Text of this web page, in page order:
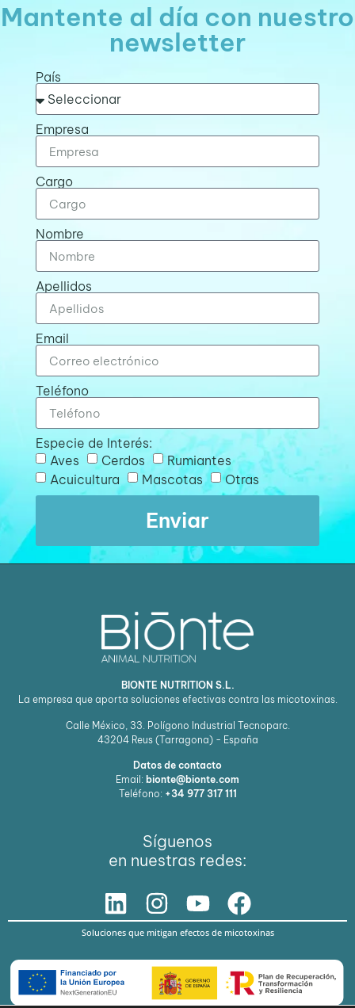
Mantente al día con nuestro
newsletter
País
Empresa
Cargo
Nombre
Apellidos
Email
Teléfono
Especie de Interés:
Aves
Cerdos
Rumiantes
Acuicultura
Mascotas Otras
Enviar
BIONTE NUTRITION S.L.
La empresa que aporta soluciones efectivas contra las micotoxinas.
Calle México, 33. Polígono Industrial Tecnoparc.
43204 Reus (Tarragona) - España
Datos de contacto
Email: bionte@bionte.com
Teléfono: +34 977 317 111
Síguenos
en nuestras redes:
Soluciones que mitigan efectos de micotoxinas